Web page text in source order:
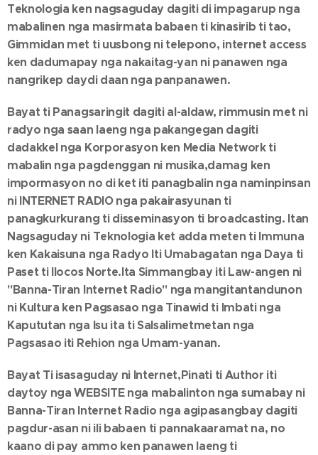
Teknologia ken nagsaguday dagiti di impagarup nga
mabalinen nga masirmata babaen ti kinasirib ti tao,
Gimmidan met ti uusbong ni telepono, internet access
ken dadumapay nga nakaitag-yan ni panawen nga
nangrikep daydi daan nga panpanawen.
Bayat ti Panagsaringit dagiti al-aldaw, rimmusin met ni
radyo nga saan laeng nga pakangegan dagiti
dadakkel nga Korporasyon ken Media Network ti
mabalin nga pagdenggan ni musika,damag ken
impormasyon no di ket iti panagbalin nga naminpinsan
ni INTERNET RADIO nga pakairasyunan ti
panagkurkurang ti disseminasyon ti broadcasting. Itan
Nagsaguday ni Teknologia ket adda meten ti Immuna
ken Kakaisuna nga Radyo Iti Umabagatan nga Daya ti
Paset ti Ilocos Norte.Ita Simmangbay iti Law-angen ni
"Banna-Tiran Internet Radio" nga mangitantandunon
ni Kultura ken Pagsasao nga Tinawid ti Imbati nga
Kapututan nga Isu ita ti Salsalimetmetan nga
Pagsasao iti Rehion nga Umam-yanan.
Bayat Ti isasaguday ni Internet,Pinati ti Author iti
daytoy nga WEBSITE nga mabalinton nga sumabay ni
Banna-Tiran Internet Radio nga agipasangbay dagiti
pagdur-asan ni ili babaen ti pannakaaramat na, no
kaano di pay ammo ken panawen laeng ti